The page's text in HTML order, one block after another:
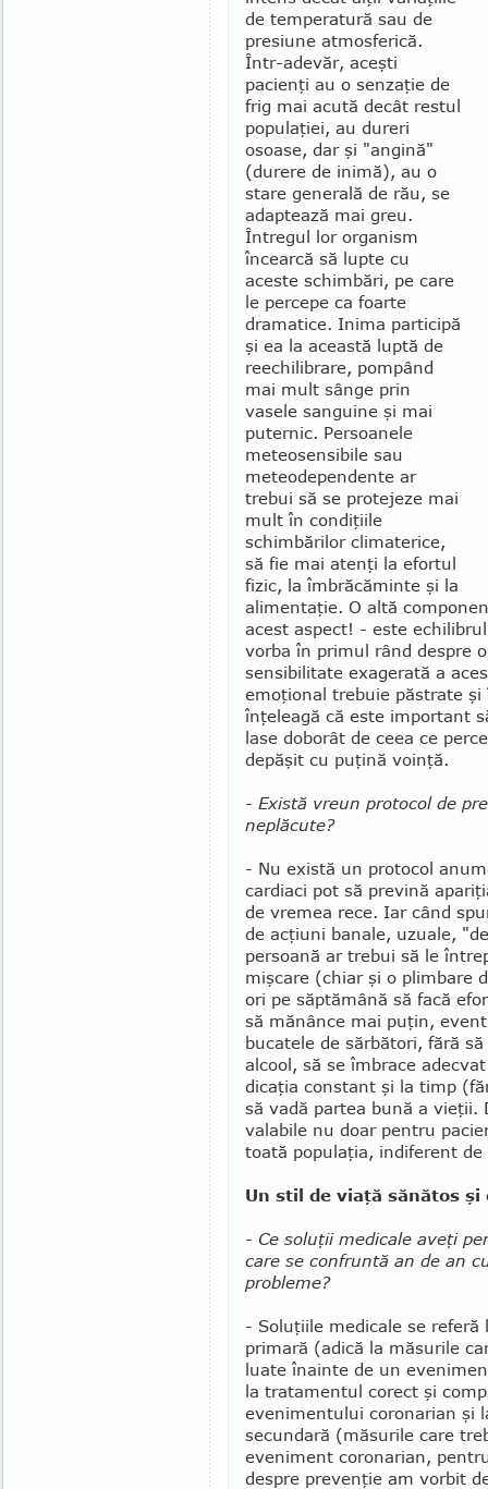
de temperatură sau de
presiune atmosferică.
Într-ade­văr, aceşti
pacienţi au o senzaţie de
frig mai acută decât restul
populaţiei, au dureri
osoase, dar şi "angină"
(durere de inimă), au o
stare generală de rău, se
adaptează mai greu.
Întregul lor organism
încearcă să lupte cu
aceste schimbări, pe care
le percepe ca foarte
dramatice. Inima participă
şi ea la această luptă de
reechilibrare, pompând
mai mult sânge prin
vasele sanguine şi mai
puternic. Per­soanele
meteosensibile sau
meteode­pen­dente ar
trebui să se protejeze mai
mult în condiţiile
schimbărilor climate­rice,
să fie mai atenţi la efortul
fizic, la îmbrăcăminte şi la
alimentaţie. O altă
acest aspect! - este
vorba în primul rând despre
sensibilitate exagerată a
emoţional trebuie păstrate
înţeleagă că este impor­tant
lase do­borât de ceea ce
depăşit cu puţină voinţă.
- Există vreun protocol de
neplăcute?
- Nu există un protocol
cardiaci pot să prevină
de vremea rece. Iar când
de acţiuni banale, uzuale,
persoană ar trebui să le
mişcare (chiar şi o plim­bare
ori pe săptămână să facă
să mănânce mai puţin,
bucatele de sărbători, fără
alcool, să se îm­brace
dicaţia constant şi la timp
să vadă partea bună a vieţii.
valabile nu doar pen­tru
toată populaţia, indiferent de
Un stil de viaţă sănătos şi
- Ce soluţii medicale aveţi
care se confruntă an de an
probleme?
- Soluţiile medicale se referă
pri­mară (adică la măsurile
luate înainte de un
la tratamentul corect şi
evenimentului coronarian şi
secundară (măsurile care
eveniment coronarian,
despre prevenţie am vor­bit